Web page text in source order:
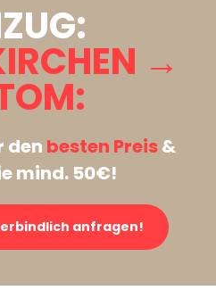
→
den besten Preis&
mind. 50€!
anfragen!